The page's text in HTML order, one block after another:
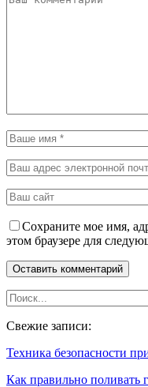
Сохраните мое имя,
этом браузере для
Свежие записи:
Техника безопасности
Как правильно поливать